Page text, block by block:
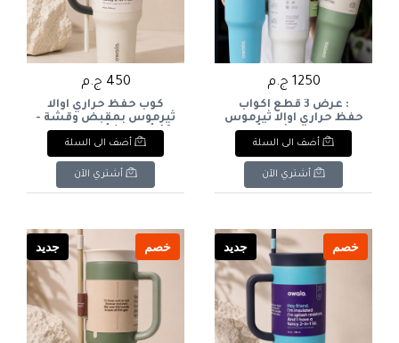
1250 ج.م
: عرض 3 قطع أكواب
حفظ حراري اوالا ثيرموس
بمقبض وقشة - ألوان
متعددة. & : Owala 3-
Piece Insulated Travel
Tumbler Bundle with
Handle & Straw (Multi-
أضف الى السلة
أشتري الآن
450 ج.م
كوب حفظ حراري اوالا
ثيرموس بمقبض وقشة -
40 أونصة / أبيض كريمي
ورمادي (Owala Insulated
Tumbler with Handle
and Straw - 40 oz Off-
White / Charcoal). & :
White / Cream).
أضف الى السلة
أشتري الآن
خصم جديد خصم جديد